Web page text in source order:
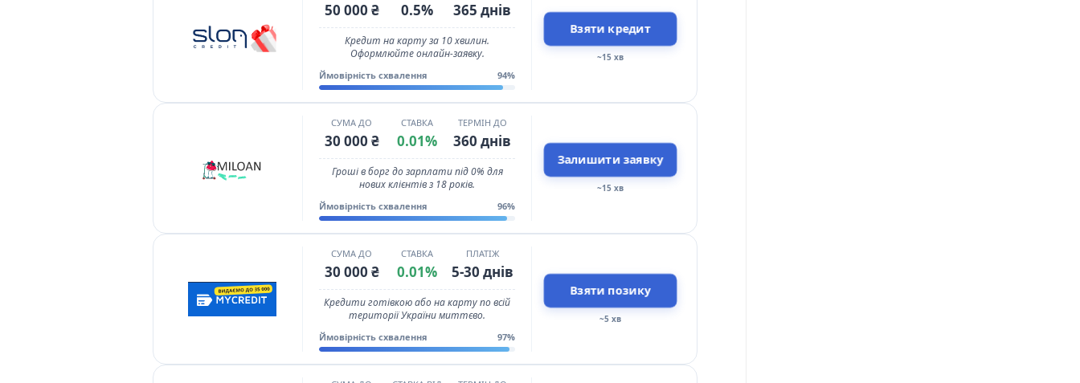
50 000 ₴ 0.5% 365 днів
Кредит на карту за 10 хвилин.
Оформлюйте онлайн-заявку.
Ймовірність схвалення 94%
Взяти кредит
~15 хв
СУМА ДО
30 000 ₴
СТАВКА
0.01%
ТЕРМІН ДО
360 днів
Гроші в борг до зарплати під 0% для
нових клієнтів з 18 років.
Ймовірність схвалення 96%
Залишити заявку
~15 хв
СУМА ДО
30 000 ₴
СТАВКА
0.01%
ПЛАТІЖ
5-30 днів
Кредити готівкою або на карту по всій
території України миттєво.
Ймовірність схвалення 97%
Взяти позику
~5 хв